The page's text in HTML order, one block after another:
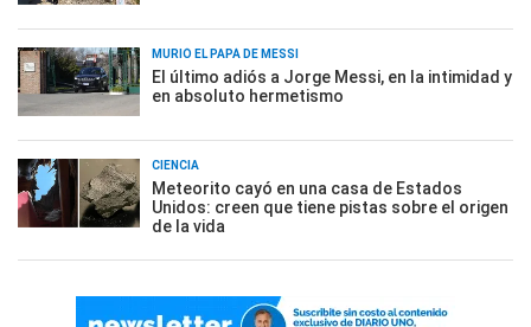
MURIÓ EL PAPÁ DE MESSI
El último adiós a Jorge Messi, en la intimidad y
en absoluto hermetismo
CIENCIA
Meteorito cayó en una casa de Estados
Unidos: creen que tiene pistas sobre el origen
de la vida